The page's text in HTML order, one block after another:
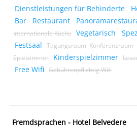
Dienstleistungen für Behinderte
Bar Restaurant
Internationale Küche Vegetarisch
Festsaal Tagungsraum Konferenzraum
Spielzimmer Kinderspielzimmer
Free Wifi Gebührenpflichtig Wifi
Fremdsprachen - Hotel Belvedere